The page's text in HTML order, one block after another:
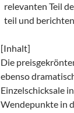
relevanten Teil
teil und
[Inhalt]
Die
ebenso
Einzelschicksale
Wendepunkte in